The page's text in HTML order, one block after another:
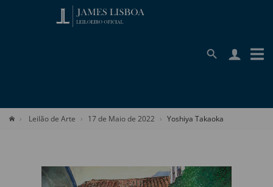
Leilão de Arte 17 de Maio de 2022 Yoshiya Takaoka